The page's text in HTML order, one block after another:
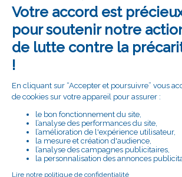
MARITIMES SUR :